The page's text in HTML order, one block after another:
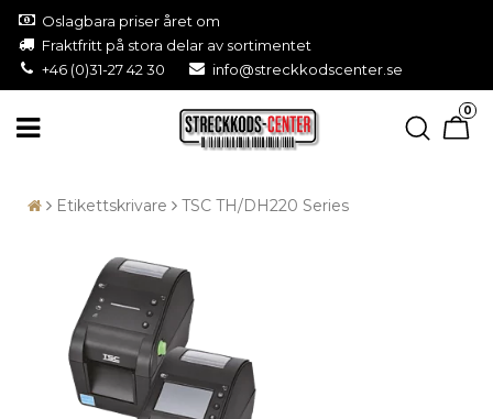
Oslagbara priser året om
Fraktfritt på stora delar av sortimentet
+46 (0)31-27 42 30
info@streckkodscenter.se
0
Etikettskrivare TSC TH/DH220 Series